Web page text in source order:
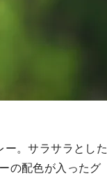
。サラサラとした
の配色が入ったグ